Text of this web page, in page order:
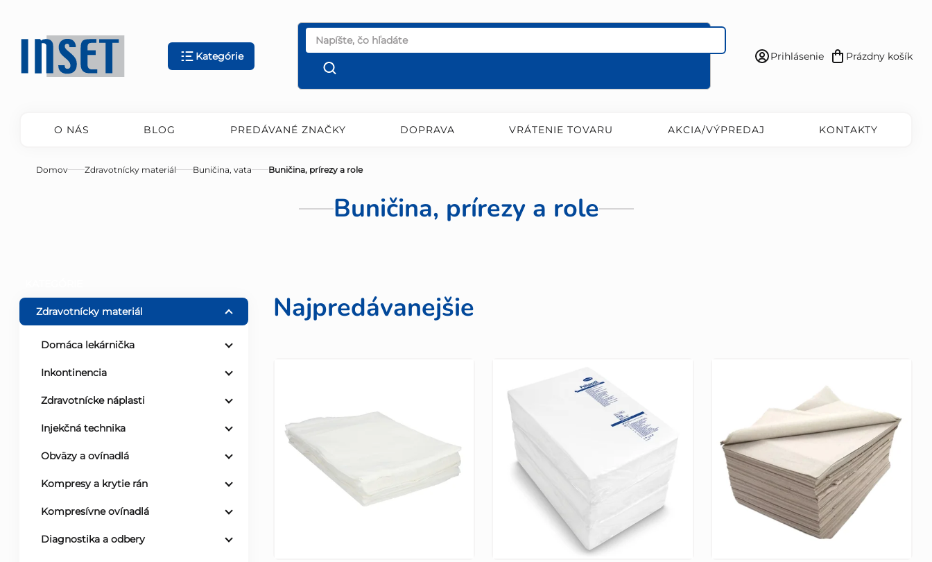
obsah
Kategórie
Prihlásenie
Nákupný
Prázdny košík
O NÁS BLOG PREDÁVANÉ ZNAČKY DOPRAVA VRÁTENIE TOVARU AKCIA/VÝPREDAJ KONTAKTY
Domov Zdravotnícky materiál Buničina, vata Buničina, prírezy a role
Buničina, prírezy a role
o Zdravotnícky materiál
Domáca lekárnička
Inkontinencia
Zdravotnícke náplasti
Injekčná technika
Obväzy a ovínadlá
Kompresy a krytie rán
Kompresívne ovínadlá
Diagnostika a odbery
Najpredávanejšie
ý